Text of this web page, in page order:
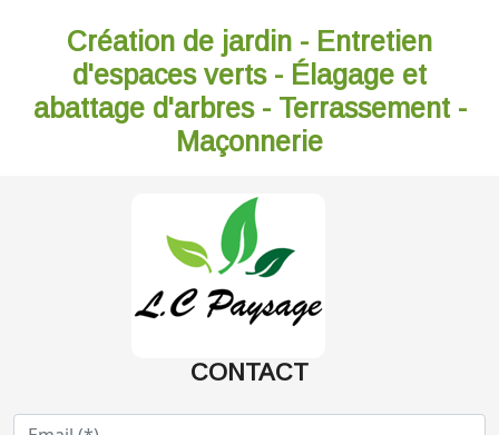
Création de jardin - Entretien
d'espaces verts - Élagage et
abattage d'arbres - Terrassement -
Maçonnerie
CONTACT